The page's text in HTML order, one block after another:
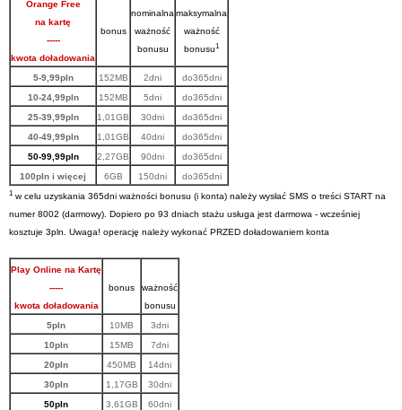
Orange Free
na kartę
-----
kwota doładowania
bonus
nominalna
ważność
bonusu
maksymalna
ważność
bonusu1
5-9,99pln 152MB 2dni
do365dni
10-24,99pln
152MB 5dni
do365dni
25-39,99pln
1,01GB 30dni
do365dni
40-49,99pln
1,01GB 40dni
do365dni
50-99,99pln
2,27GB 90dni
do365dni
100pln i więcej
6GB 150dni do365dni
1 w celu uzyskania 365dni ważności bonusu (i konta) należy wysłać SMS o treści START na
numer 8002 (darmowy). Dopiero po 93 dniach stażu usługa jest darmowa - wcześniej
kosztuje 3pln.
Uwaga! operację należy wykonać PRZED doładowaniem konta
Play Online na Kartę
-----
kwota doładowania
bonus
ważność
bonusu
5pln
10MB
3dni
10pln
15MB
7dni
20pln
450MB
14dni
30pln
1,17GB
30dni
50pln
3,61GB
60dni